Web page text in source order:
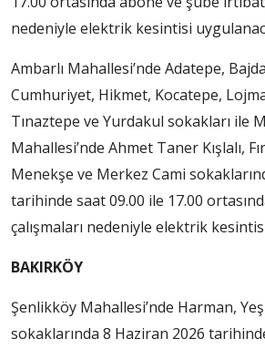
nedeniyle elektrik kesintisi
Ambarlı Mahallesi’nde Adatepe,
Cumhuriyet, Hikmet, Kocatepe,
Tınaztepe ve Yurdakul sokakları ile
Mahallesi’nde Ahmet Taner Kışlalı,
Menekşe ve Merkez Cami
tarihinde saat 09.00 ile 17.00
çalışmaları nedeniyle elektrik
BAKIRKÖY
Şenlikköy Mahallesi’nde Harman,
sokaklarında 8 Haziran 2026